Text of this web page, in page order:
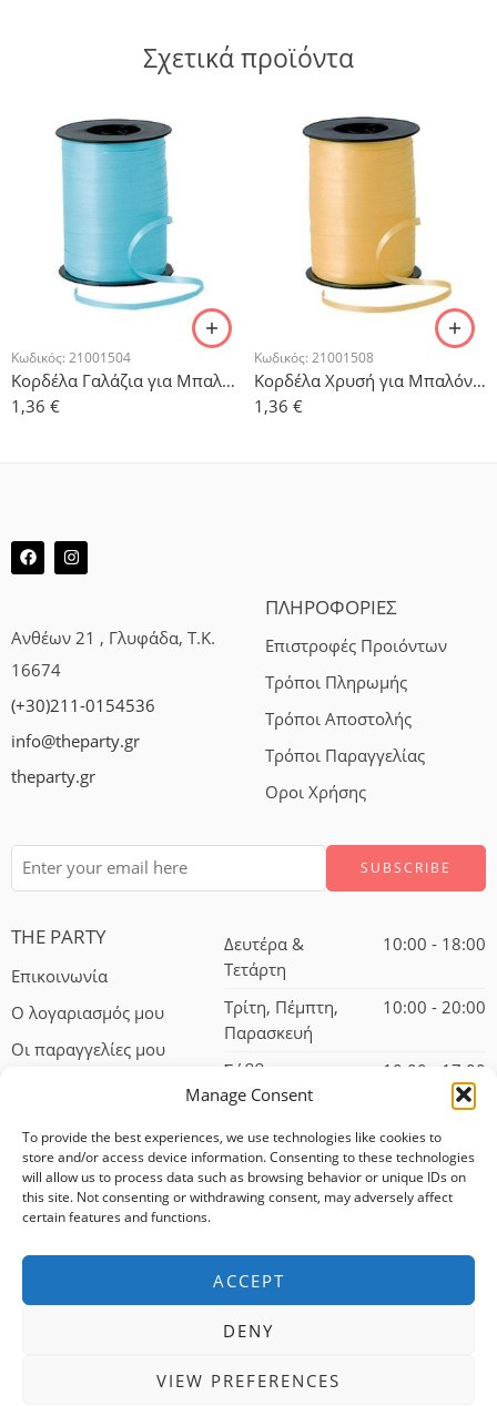
Manage Consent
To provide the best experiences, we use technologies like cookies to
store and/or access device information. Consenting to these technologies
will allow us to process data such as browsing behavior or unique IDs on
this site. Not consenting or withdrawing consent, may adversely affect
certain features and functions.
ACCEPT
DENY
VIEW PREFERENCES
Σχετικά προϊόντα
Κωδικός: 21001504
Κορδέλα Γαλάζια για Μπαλόνια 500μ
1,36 €
Κωδικός: 21001508
Κορδέλα Χρυσή για Μπαλόνια 500μ
1,36 €
Ανθέων 21 , Γλυφάδα, Τ.Κ.
16674
(+30)211-0154536
info@theparty.gr
theparty.gr
ΠΛΗΡΟΦΟΡΙΕΣ
Επιστροφές Προιόντων
Τρόποι Πληρωμής
Τρόποι Αποστολής
Τρόποι Παραγγελίας
Οροι Χρήσης
THE PARTY
Επικοινωνία
Ο λογαριασμός μου
Οι παραγγελίες μου
Δευτέρα &
Τετάρτη
10:00 - 18:00
Τρίτη, Πέμπτη,
Παρασκευή
10:00 - 20:00
Σάββατο 10:00 - 17:00